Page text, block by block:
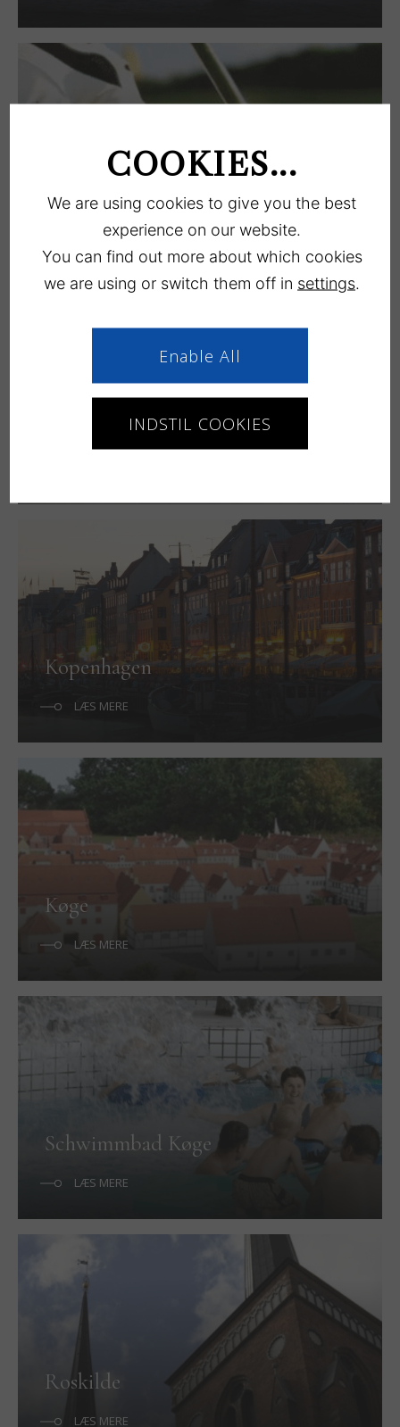
Golf in Køge
LÆS MERE
Knuthenborg Safaripark
Kopenhagen
LÆS MERE
Køge
LÆS MERE
Schwimmbad Køge
LÆS MERE
Roskilde
LÆS MERE
COOKIES...
We are using cookies to give you the best
experience on our website.
You can find out more about which cookies
we are using or switch them off in settings.
INDSTIL COOKIES
Enable All